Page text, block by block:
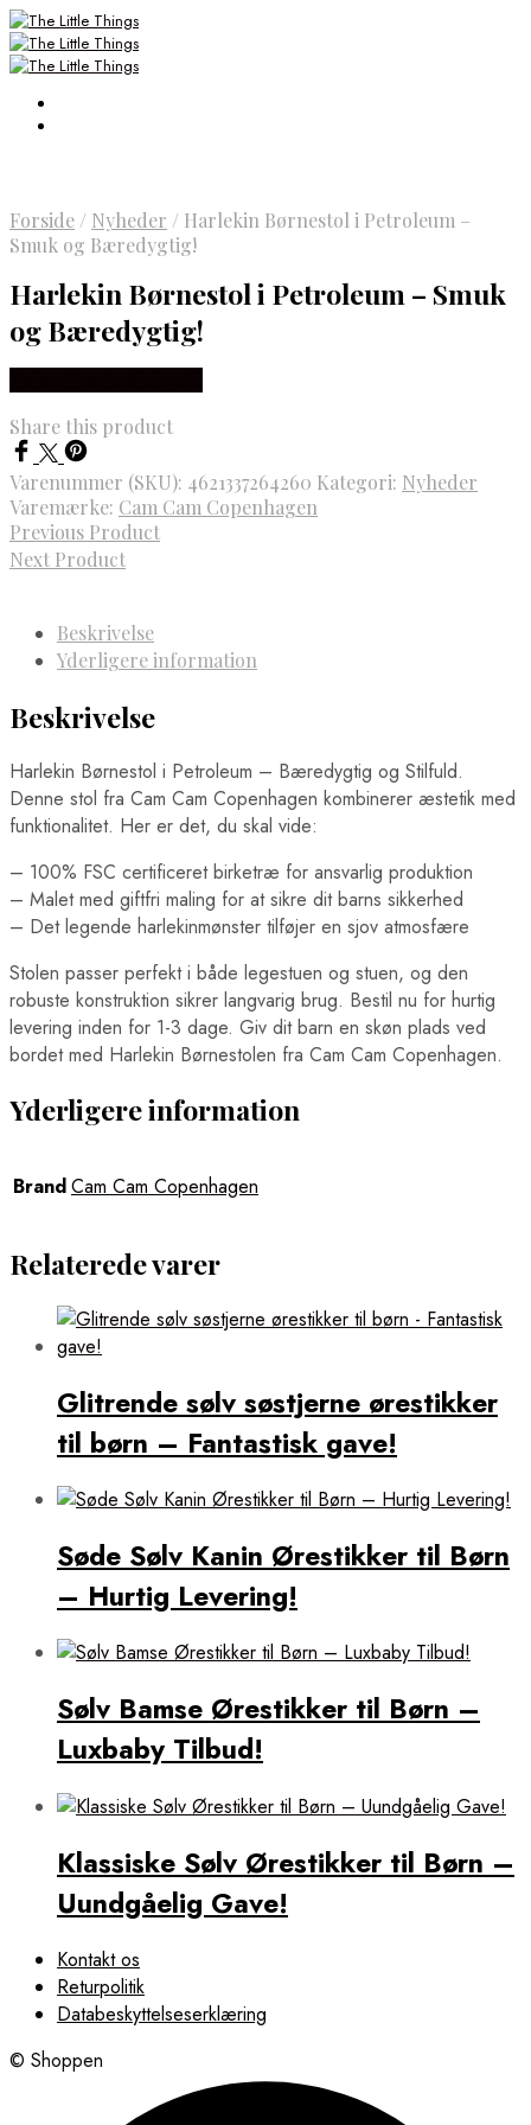
Forside / Nyheder / Harlekin Børnestol i Petroleum –
Smuk og Bæredygtig!
Harlekin Børnestol i Petroleum – Smuk
og Bæredygtig!
Share this product
Varenummer (SKU): 4621337264260 Kategori: Nyheder
Varemærke: Cam Cam Copenhagen
Previous Product
Next Product
Beskrivelse
Yderligere information
Beskrivelse
Harlekin Børnestol i Petroleum – Bæredygtig og Stilfuld.
Denne stol fra Cam Cam Copenhagen kombinerer æstetik med
funktionalitet. Her er det, du skal vide:
– 100% FSC certificeret birketræ for ansvarlig produktion
– Malet med giftfri maling for at sikre dit barns sikkerhed
– Det legende harlekinmønster tilføjer en sjov atmosfære
Stolen passer perfekt i både legestuen og stuen, og den
robuste konstruktion sikrer langvarig brug. Bestil nu for hurtig
levering inden for 1-3 dage. Giv dit barn en skøn plads ved
bordet med Harlekin Børnestolen fra Cam Cam Copenhagen.
Yderligere information
BrandCam Cam Copenhagen
Relaterede varer
Glitrende sølv søstjerne ørestikker
til børn – Fantastisk gave!
Søde Sølv Kanin Ørestikker til Børn
– Hurtig Levering!
Sølv Bamse Ørestikker til Børn –
Luxbaby Tilbud!
Klassiske Sølv Ørestikker til Børn –
Uundgåelig Gave!
Kontakt os
Returpolitik
Databeskyttelseserklæring
© Shoppen